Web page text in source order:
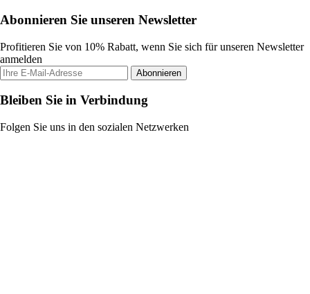
Abonnieren Sie unseren Newsletter
Profitieren Sie von 10% Rabatt, wenn Sie sich für unseren Newsletter
anmelden
Abonnieren
Bleiben Sie in Verbindung
Folgen Sie uns in den sozialen Netzwerken